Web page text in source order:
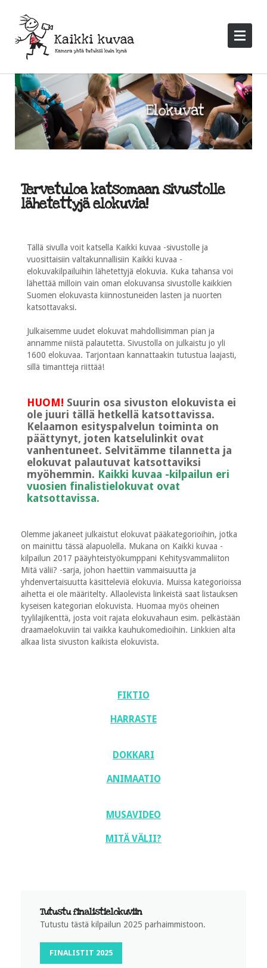
Tervetuloa katsomaan sivustolle
lähetettyjä elokuvia!
Tällä sivulla voit katsella Kaikki kuvaa -sivustolle ja
vuosittaisiin valtakunnallisiin Kaikki kuvaa -
elokuvakilpailuihin lähetettyjä elokuvia. Kuka tahansa voi
lähettää milloin vain oman elokuvansa sivustolle kaikkien
Suomen elokuvasta kiinnostuneiden lasten ja nuorten
katsottavaksi.
Julkaisemme uudet elokuvat mahdollisimman pian ja
annamme niistä palautetta. Sivustolla on julkaistu jo yli
1600 elokuvaa. Tarjontaan kannattaakin tutustua laajasti,
sillä timantteja riittää!
HUOM! Suurin osa sivuston elokuvista ei
ole juuri tällä hetkellä katsottavissa.
Kelaamon esityspalvelun toiminta on
päättynyt, joten katselulinkit ovat
vanhentuneet. Selvitämme tilannetta ja
elokuvat palautuvat katsottaviksi
myöhemmin. Kaikki kuvaa -kilpailun eri
vuosien finalistielokuvat ovat
katsottavissa.
Olemme jakaneet julkaistut elokuvat pääkategorioihin, jotka
on mainittu tässä alapuolella. Mukana on Kaikki kuvaa -
kilpailun 2017 pääyhteistyökumppani Kehitysvammaliiton
Mitä välii? -sarja, johon haettiin vammaisuutta ja
yhdenvertaisuutta käsitteleviä elokuvia. Muissa kategorioissa
aihetta ei ole määritelty. Allaolevista linkeistä saat listauksen
kyseisen kategorian elokuvista. Huomaa myös oheinen
tyylilajikenttä, josta voit rajata elokuvahaun esim. pelkästään
draamaelokuviin tai vaikka kauhukomedioihin. Linkkien alta
alkaa lista sivuston kaikista elokuvista.
FIKTIO
HARRASTE
DOKKARI
ANIMAATIO
MUSAVIDEO
MITÄ VÄLII?
Tutustu finalistielokuviin
Tutustu tästä kilpailun 2025 parhaimmistoon.
FINALISTIT 2025